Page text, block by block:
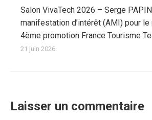
Salon VivaTech 2026 – Serge
manifestation d’intérêt (AMI) pour le
4ème promotion France Tourisme
21 juin 2026
Laisser un commentaire